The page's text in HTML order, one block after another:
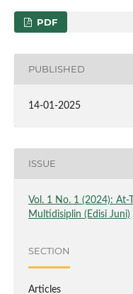
PDF
PUBLISHED
14-01-2025
ISSUE
Vol. 1 No. 1 (2024): At-
Multidisiplin (Edisi Juni)
SECTION
Articles